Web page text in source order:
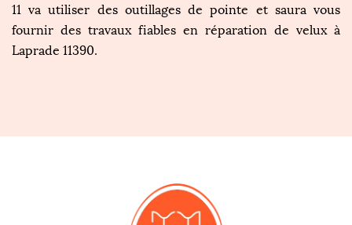
11 va utiliser des outillages de pointe et saura vous
fournir des travaux fiables en réparation de velux à
Laprade 11390.